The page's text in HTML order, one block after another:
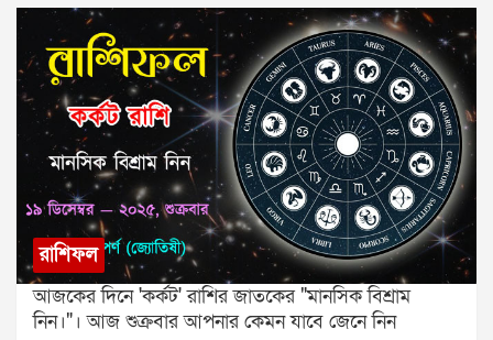
রাশিফল
আজকের দিনে 'কর্কট' রাশির জাতকের "মানসিক বিশ্রাম
নিন।"। আজ শুক্রবার আপনার কেমন যাবে জেনে নিন